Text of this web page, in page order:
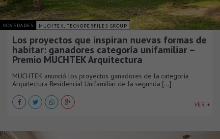
NOVEDADES MUCHTEK, TECNOPERFILES GROUP
Los proyectos que inspiran nuevas formas de
habitar: ganadores categoría unifamiliar –
Premio MUCHTEK Arquitectura
MUCHTEK anunció los proyectos ganadores de la categoría
Arquitectura Residencial Unifamiliar de la segunda [...]
VER +